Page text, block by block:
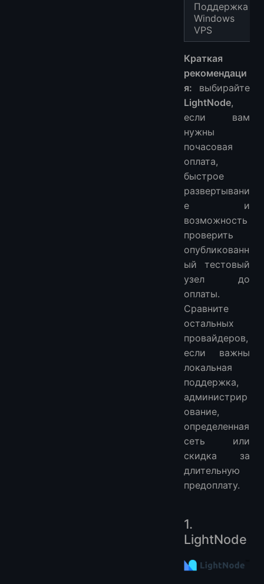
Поддержка
Windows
VPS
Краткая
рекомендаци
я: выбирайте
LightNode,
если вам
нужны
почасовая
оплата,
быстрое
развертывани
е и
возможность
проверить
опубликованн
ый тестовый
узел до
оплаты.
Сравните
остальных
провайдеров,
если важны
локальная
поддержка,
администрир
ование,
определенная
сеть или
скидка за
длительную
предоплату.
1.
LightNode